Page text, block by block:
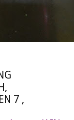
7 ,